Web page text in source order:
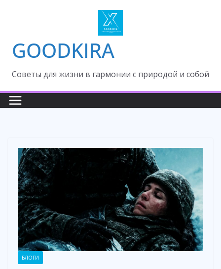
GOODKIRA
Cоветы для жизни в гармонии с природой и собой
БЛОГИ